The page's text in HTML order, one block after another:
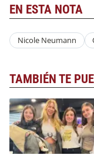
EN ESTA NOTA
Nicole Neumann
TAMBIÉN TE